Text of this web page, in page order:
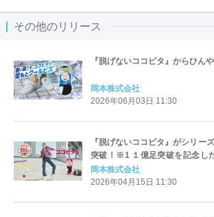
その他のリリース
『脱げないココピタ』からひん
岡本株式会社
2026年06月03日 11:30
『脱げないココピタ』がシリー
突破！※1 １億足突破を記念し
ップが続々登場
岡本株式会社
2026年04月15日 11:30